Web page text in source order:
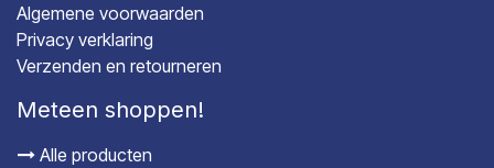
Algemene voorwaarden
Privacy verklaring
Verzenden en retourneren
Meteen shoppen!
Alle producten